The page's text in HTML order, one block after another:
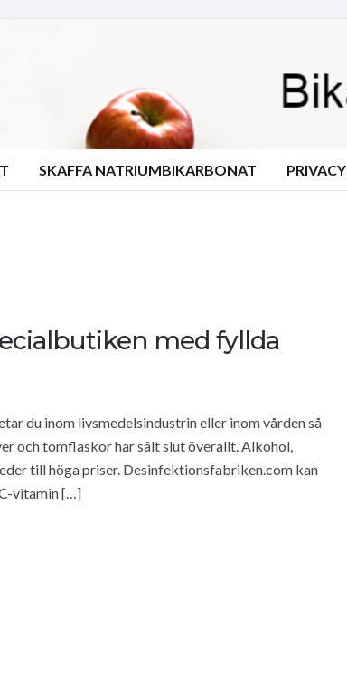
SKAFFA NATRIUMBIKARBONAT PRIVACY
med fyllda
du inom livsmedelsindustrin eller inom vården så
och tomflaskor har sålt slut överallt. Alkohol,
till höga priser. Desinfektionsfabriken.com kan
vitamin […]